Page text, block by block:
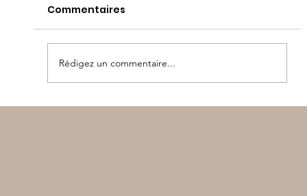
Olympiades maternelle
Commentaires
Rédigez un commentaire...